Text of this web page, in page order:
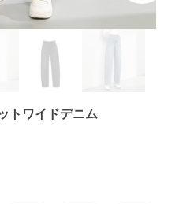
トワイドデニム